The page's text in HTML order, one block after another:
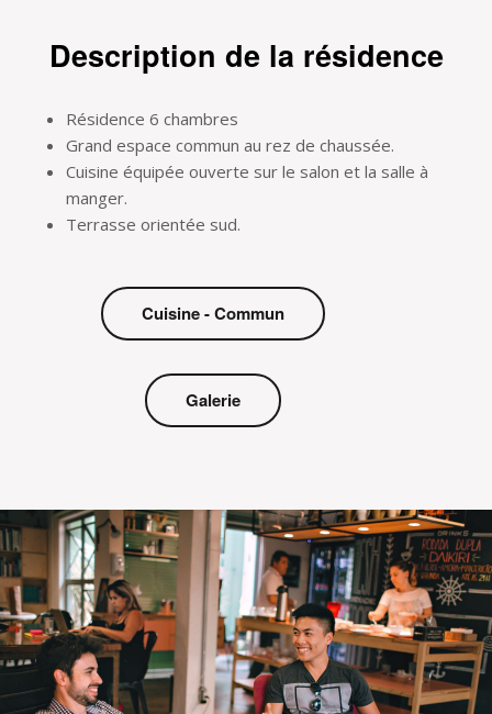
Description de la résidence
Résidence 6 chambres
Grand espace commun au rez de chaussée.
Cuisine équipée ouverte sur le salon et la salle à
manger.
Terrasse orientée sud.
Cuisine - Commun
Galerie